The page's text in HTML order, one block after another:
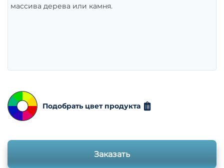
массива дерева или камня.
Подобрать цвет продукта
Заказать